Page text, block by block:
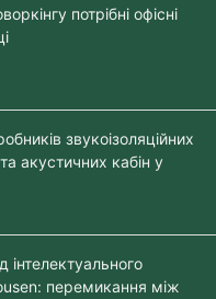
потрібні офісні
звукоізоляційних
акустичних кабін у
інтелектуального
перемикання між